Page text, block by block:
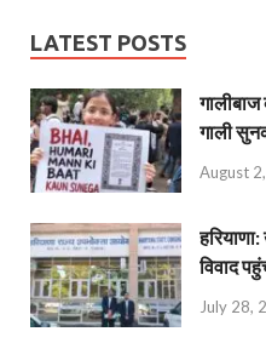
LATEST POSTS
गालीबाज
गाली
August
विवाद
July 28,